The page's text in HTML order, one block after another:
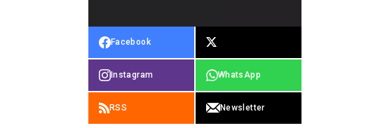
Facebook
Instagram WhatsApp
RSS Newsletter